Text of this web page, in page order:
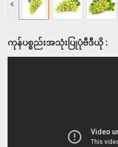
ကုန်ပစ္စည်းအသုံးပြုပုံဗီဒီယို :